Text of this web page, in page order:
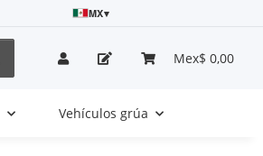
MX▾
Mex$ 0,00
Vehículos grúa